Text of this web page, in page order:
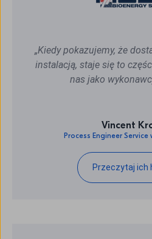
„Kiedy pokazujemy, że
instalacją, staje się to
nas jako
Vincent
Process Engineer Service
Przeczytaj ich